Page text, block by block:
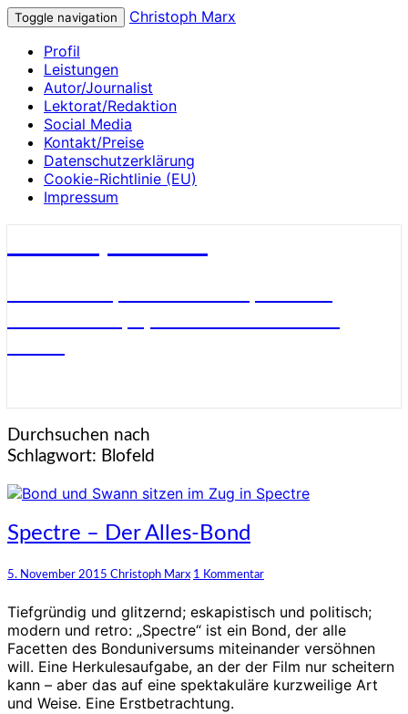
Toggle navigation
Christoph Marx
Profil
Leistungen
Autor/Journalist
Lektorat/Redaktion
Social Media
Kontakt/Preise
Datenschutzerklärung
Cookie-Richtlinie (EU)
Impressum
Durchsuchen nach
Schlagwort: Blofeld
Spectre
–
Der
Alles-
Bond
Spectre – Der Alles-Bond
5. November 2015 Christoph Marx Kommentare
1 Kommentar
Tiefgründig und glitzernd; eskapistisch und politisch;
modern und retro: „Spectre“ ist ein Bond, der alle
Facetten des Bonduniversums miteinander versöhnen
will. Eine Herkulesaufgabe, an der der Film nur scheitern
kann – aber das auf eine spektakuläre kurzweilige Art
und Weise. Eine Erstbetrachtung.